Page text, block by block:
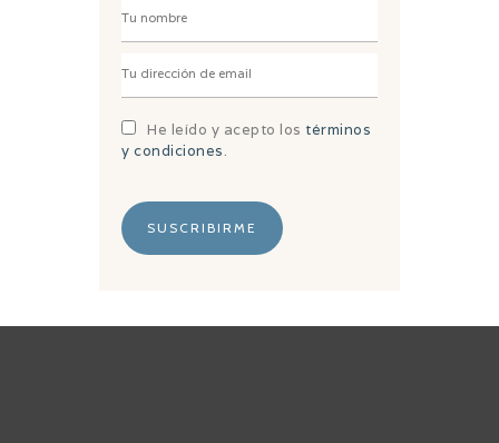
He leído y acepto los términos
y condiciones.